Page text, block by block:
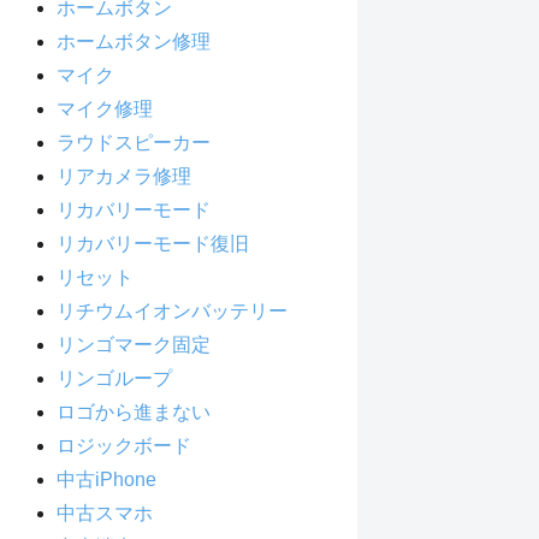
ホームボタン
ホームボタン修理
マイク
マイク修理
ラウドスピーカー
リアカメラ修理
リカバリーモード
リカバリーモード復旧
リセット
リチウムイオンバッテリー
リンゴマーク固定
リンゴループ
ロゴから進まない
ロジックボード
中古iPhone
中古スマホ